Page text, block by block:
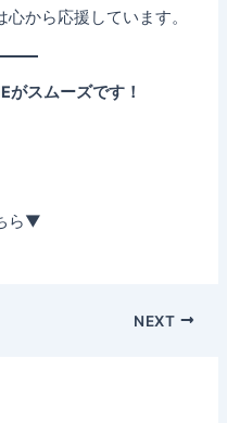
から応援しています。
がスムーズです！
ら▼
NEXT